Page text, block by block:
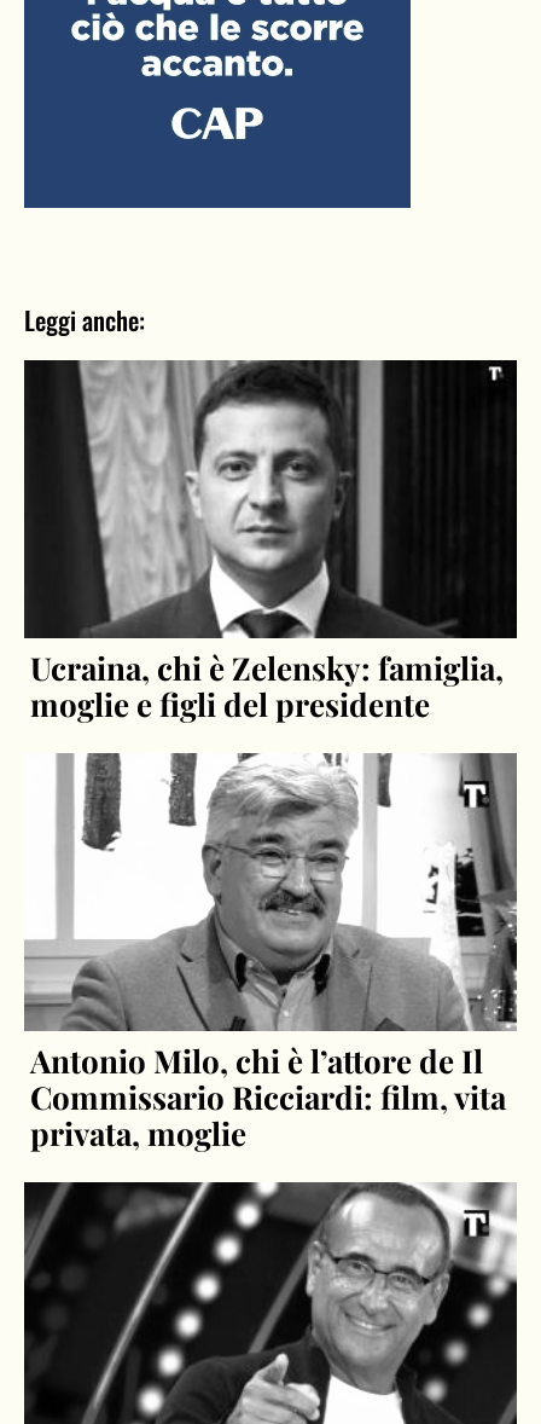
Leggi anche:
Ucraina, chi è Zelensky: famiglia,
moglie e figli del presidente
Antonio Milo, chi è l’attore de Il
Commissario Ricciardi: film, vita
privata, moglie